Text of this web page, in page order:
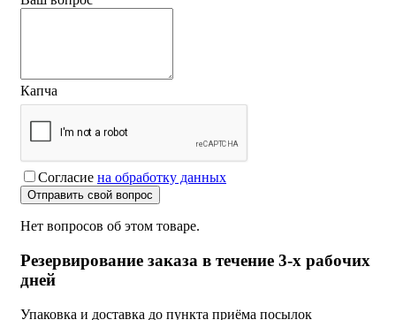
Капча
Согласие на обработку данных
Отправить свой вопрос
Нет вопросов об этом товаре.
Резервирование заказа в течение 3-х рабочих
дней
Упаковка и доставка до пункта приёма посылок